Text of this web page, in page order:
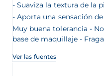
Suaviza la textura de la
Aporta una sensación
Muy buena tolerancia -
base de maquillaje -
Ver las fuentes